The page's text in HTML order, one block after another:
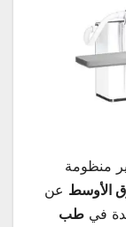
منظومة
الأوسط عن
في طب